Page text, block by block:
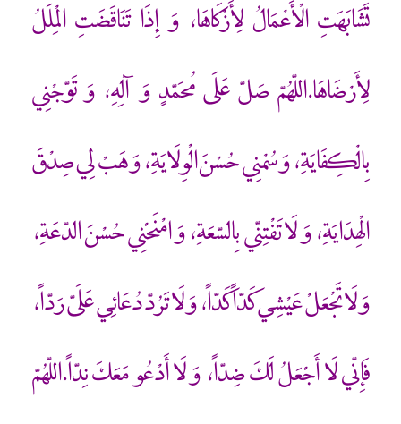
تَشَابَهَتِ الْأَعْمَالُ لِأَزْكَاهَا، وَ إِذَا تَنَاقَضَتِ الْمِلَلُ
لِأَرْضَاهَا.اللّهُمّ صَلّ عَلَى مُحَمّدٍ وَ آلِهِ، وَ تَوّجْنِي
بِالْكِفَايَةِ، وَ سُمْنِي حُسْنَ الْوِلَايَةِ، وَ هَبْ لِي صِدْقَ
الْهِدَايَةِ، وَ لَا تَفْتِنّي بِالسّعَةِ، وَ امْنَحْنِي حُسْنَ الدّعَةِ،
وَ لَا تَجْعَلْ عَيْشِي كَدّاً كَدّاً، وَ لَا تَرُدّ دُعَائِي عَلَيّ رَدّاً،
فَإِنّي لَا أَجْعَلُ لَكَ ضِدّاً، وَ لَا أَدْعُو مَعَكَ نِدّاً.اللّهُمّ